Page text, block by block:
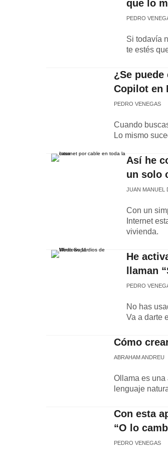
que lo
PEDRO
Si todavía
te estés
¿Se
Copilot en
PEDRO VENEGAS
Cuando
Lo mismo
Así he
un solo
JUAN MANUEL
Con un
Internet
vivienda.
He
llaman
PEDRO
No has
Va a darte
Cómo
ABRAHAM ANDREU
Ollama es
lenguaje
Con esta
“O lo
PEDRO VENEGAS